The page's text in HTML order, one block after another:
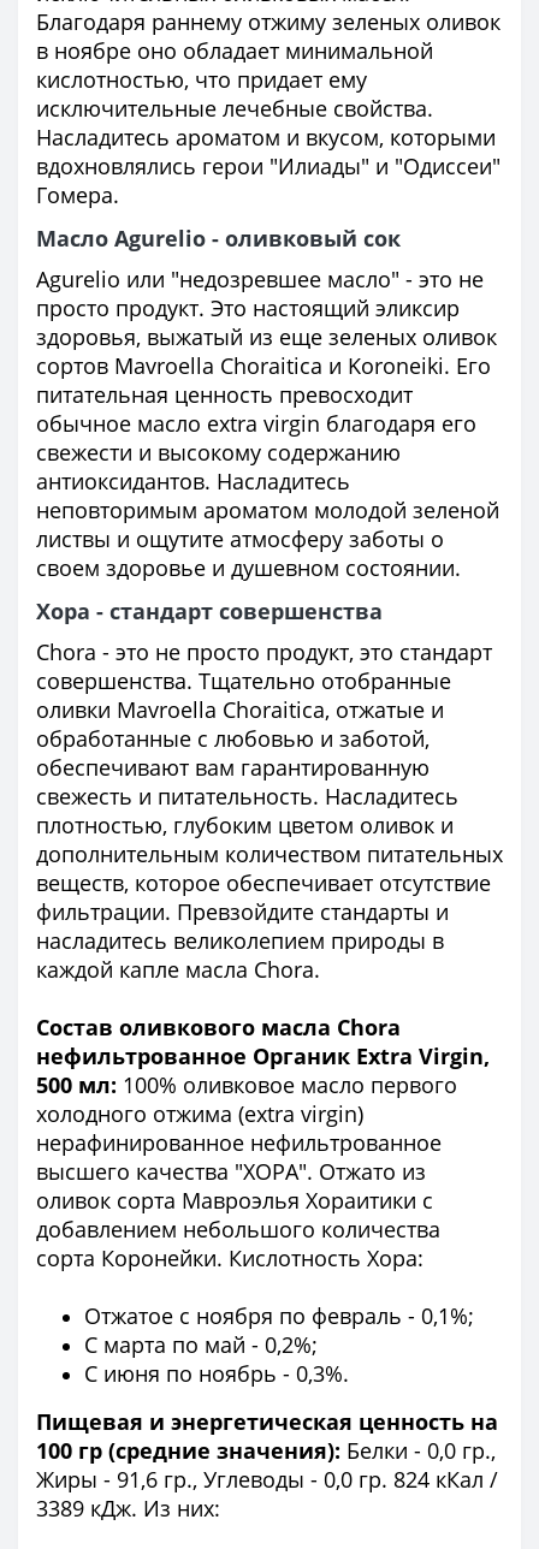
Благодаря раннему отжиму зеленых оливок
в ноябре оно обладает минимальной
кислотностью, что придает ему
исключительные лечебные свойства.
Насладитесь ароматом и вкусом, которыми
вдохновлялись герои "Илиады" и "Одиссеи"
Гомера.
Масло Agurelio - оливковый сок
Agurelio или "недозревшее масло" - это не
просто продукт. Это настоящий эликсир
здоровья, выжатый из еще зеленых оливок
сортов Mavroella Choraitica и Koroneiki. Его
питательная ценность превосходит
обычное масло extra virgin благодаря его
свежести и высокому содержанию
антиоксидантов. Насладитесь
неповторимым ароматом молодой зеленой
листвы и ощутите атмосферу заботы о
своем здоровье и душевном состоянии.
Хора - стандарт совершенства
Chora - это не просто продукт, это стандарт
совершенства. Тщательно отобранные
оливки Mavroella Choraitica, отжатые и
обработанные с любовью и заботой,
обеспечивают вам гарантированную
свежесть и питательность. Насладитесь
плотностью, глубоким цветом оливок и
дополнительным количеством питательных
веществ, которое обеспечивает отсутствие
фильтрации. Превзойдите стандарты и
насладитесь великолепием природы в
каждой капле масла Chora.
Состав оливкового масла Chora
нефильтрованное Органик Extra Virgin,
500 мл: 100% оливковое масло первого
холодного отжима (extra virgin)
нерафинированное нефильтрованное
высшего качества "ХОРА". Отжато из
оливок сорта Мавроэлья Хораитики с
добавлением небольшого количества
сорта Коронейки. Кислотность Хора:
Отжатое с ноября по февраль - 0,1%;
С марта по май - 0,2%;
С июня по ноябрь - 0,3%.
Пищевая и энергетическая ценность на
100 гр (средние значения): Белки - 0,0 гр.,
Жиры - 91,6 гр., Углеводы - 0,0 гр. 824 кКал /
3389 кДж. Из них: